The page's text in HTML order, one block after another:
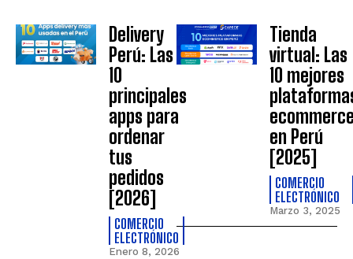
Delivery
Perú: Las
10
principales
apps para
ordenar
tus
pedidos
[2026]
COMERCIO
ELECTRÓNICO
Enero 8, 2026
Tienda
virtual: Las
10 mejores
en Perú
[2025]
COMERCIO
ELECTRÓNICO
Marzo 3, 2025